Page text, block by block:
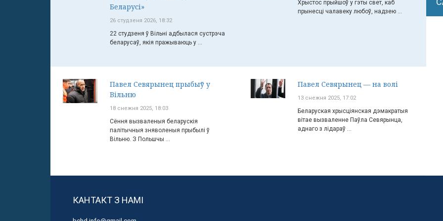
Беларусі»
26 студзеня 2026, 18:32
22 студзеня ў Вільні адбылася сустрэча
беларусаў, якія пражываюць у ...
Хрыстос прыйшоў у гэты свет, каб
прынесці чалавеку любоў, надзею ...
Павел Севярынец прыбыў у
Вільню
18 снежня 2025, 18:03
Сёння вызваленыя беларускія
палітычныя зняволеныя прыбылі ў
Вільню. З Польшчы ...
Павел Севярынец — на волі
13 снежня 2025, 17:02
Беларуская хрысціянская дэмакратыя
вітае вызваленне Паўла Севярынца,
аднаго з лідараў ...
КАНТАКТ З НАМІ